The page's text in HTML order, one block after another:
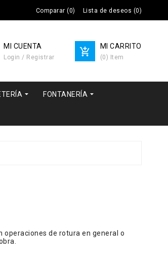
Comparar (0) Lista de deseos (0)
MI CUENTA
Login / Registrar 
MI CARRITO
(0) Item
 FONTANERÍA 
operaciones de rotura en general o